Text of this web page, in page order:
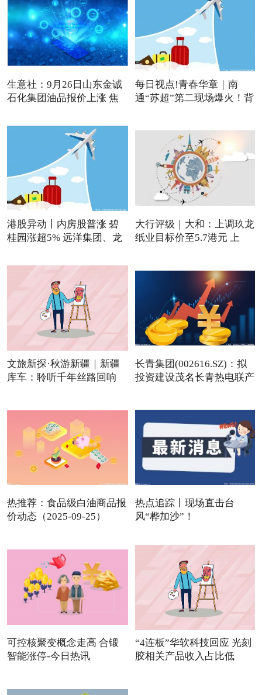
生意社：9月26日山东金诚
石化集团油品报价上涨 焦
每日视点!青春华章｜南
通“苏超”第二现场爆火！背
港股异动丨内房股普涨 碧
桂园涨超5% 远洋集团、龙
大行评级｜大和：上调玖龙
纸业目标价至5.7港元 上
文旅新探·秋游新疆｜新疆
库车：聆听千年丝路回响
长青集团(002616.SZ)：拟
投资建设茂名长青热电联产
热推荐：食品级白油商品报
价动态（2025-09-25）
热点追踪丨现场直击台
风“桦加沙”！
可控核聚变概念走高 合锻
智能涨停-今日热讯
“4连板”华软科技回应 光刻
胶相关产品收入占比低